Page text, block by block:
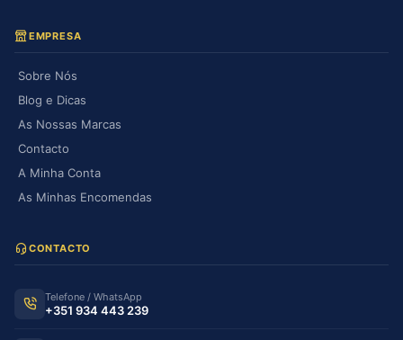
EMPRESA
Sobre Nós
Blog e Dicas
As Nossas Marcas
Contacto
A Minha Conta
As Minhas Encomendas
CONTACTO
Telefone / WhatsApp
+351 934 443 239